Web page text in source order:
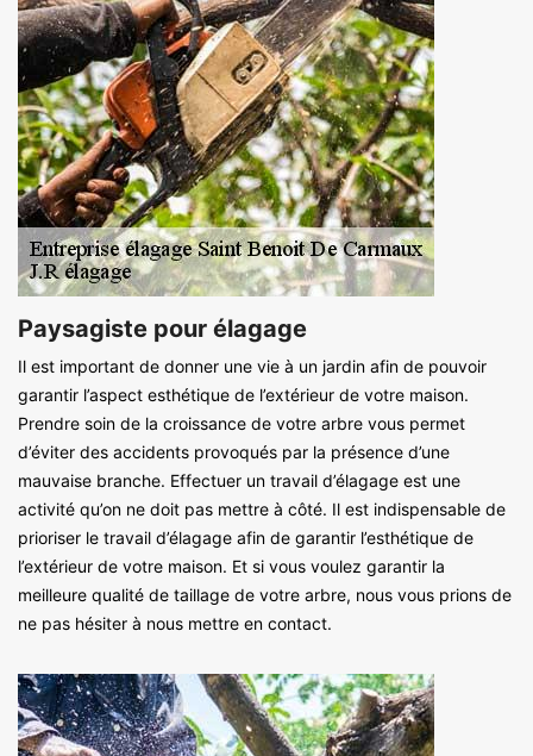
Paysagiste pour élagage
Il est important de donner une vie à un jardin afin de pouvoir
garantir l’aspect esthétique de l’extérieur de votre maison.
Prendre soin de la croissance de votre arbre vous permet
d’éviter des accidents provoqués par la présence d’une
mauvaise branche. Effectuer un travail d’élagage est une
activité qu’on ne doit pas mettre à côté. Il est indispensable de
prioriser le travail d’élagage afin de garantir l’esthétique de
l’extérieur de votre maison. Et si vous voulez garantir la
meilleure qualité de taillage de votre arbre, nous vous prions de
ne pas hésiter à nous mettre en contact.